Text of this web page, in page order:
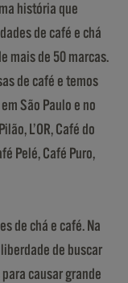
história que
de café e chá
mais de 50 marcas.
de café e temos
São Paulo e no
L’OR, Café do
Pelé, Café Puro,
de chá e café. Na
de buscar
causar grande